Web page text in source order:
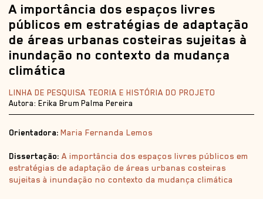
A importância dos espaços livres
públicos em estratégias de adaptação
de áreas urbanas costeiras sujeitas à
inundação no contexto da mudança
climática
LINHA DE PESQUISA TEORIA E HISTÓRIA DO PROJETO
Autora: Erika Brum Palma Pereira
Orientadora: Maria Fernanda Lemos
Dissertação: A importância dos espaços livres públicos em
estratégias de adaptação de áreas urbanas costeiras
sujeitas à inundação no contexto da mudança climática